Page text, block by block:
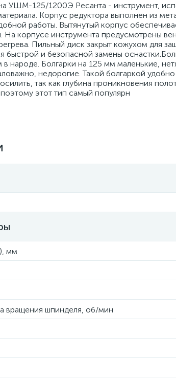
УШМ-125/1200Э Ресанта - инструмент,
Корпус редуктора выполнен из
работы. Вытянутый корпус
корпусе инструмента предусмотрены
Пильный диск закрыт кожухом для
быстрой и безопасной замены
народе. Болгарки на 125 мм маленькие,
недорогие. Такой болгаркой
так как глубина проникновения
этот тип самый популярн
мм
вращения шпинделя, об/мин